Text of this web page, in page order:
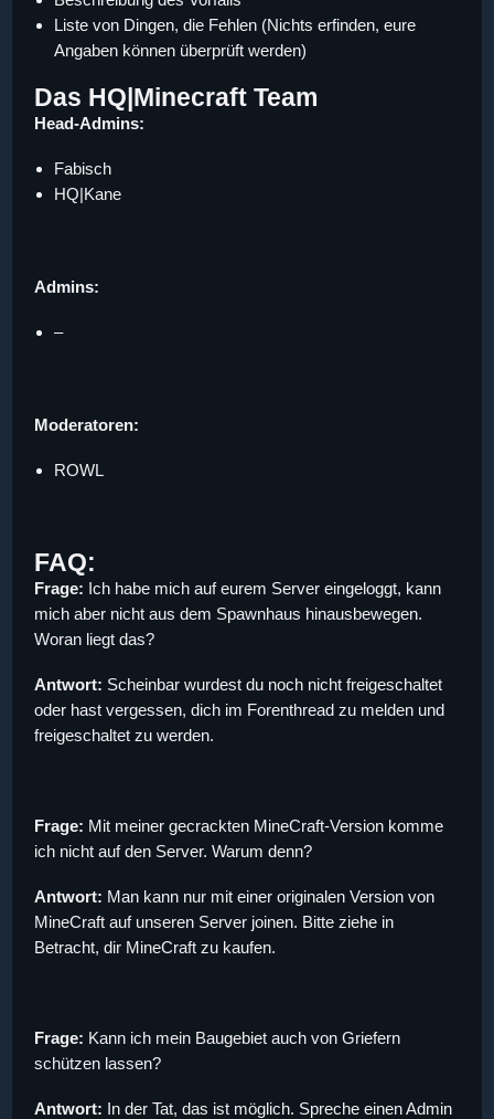
Liste von Dingen, die Fehlen (Nichts erfinden, eure
Angaben können überprüft werden)
Das HQ|Minecraft Team
Head-Admins:
Fabisch
HQ|Kane
Admins:
–
Moderatoren:
ROWL
FAQ:
Frage: Ich habe mich auf eurem Server eingeloggt, kann
mich aber nicht aus dem Spawnhaus hinausbewegen.
Woran liegt das?
Antwort: Scheinbar wurdest du noch nicht freigeschaltet
oder hast vergessen, dich im Forenthread zu melden und
freigeschaltet zu werden.
Frage: Mit meiner gecrackten MineCraft-Version komme
ich nicht auf den Server. Warum denn?
Antwort: Man kann nur mit einer originalen Version von
MineCraft auf unseren Server joinen. Bitte ziehe in
Betracht, dir MineCraft zu kaufen.
Frage: Kann ich mein Baugebiet auch von Griefern
schützen lassen?
Antwort: In der Tat, das ist möglich. Spreche einen Admin